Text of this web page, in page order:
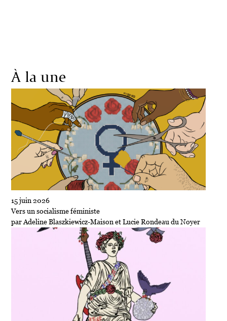
À la une
15 juin 2026
Vers un socialisme féministe
par Adeline Blaszkiewicz-Maison et Lucie Rondeau du Noyer